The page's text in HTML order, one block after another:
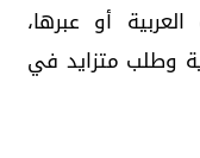
أو عبرها،
وطلب متزايد في